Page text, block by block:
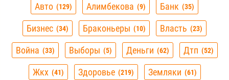
Авто 129 Алимбекова 9 Банк 35
Бизнес 34 Браконьеры 10 Власть 23
Война 33 Выборы 5 Деньги 62 Дтп 52
Жкх 41 Здоровье 219 Земляки 61